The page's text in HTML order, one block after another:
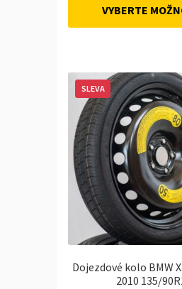
4
663Kč.
VYBERTE
Dojezdové kolo BMW
2010 135/
SLEVA